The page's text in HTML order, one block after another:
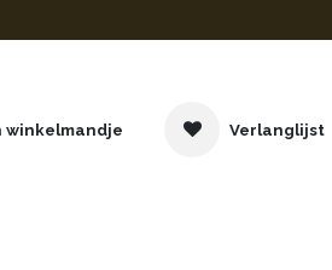
winkelmandje Verlanglijst